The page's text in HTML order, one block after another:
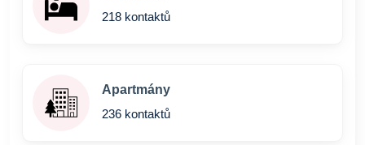
218 kontaktů
Apartmány
236 kontaktů